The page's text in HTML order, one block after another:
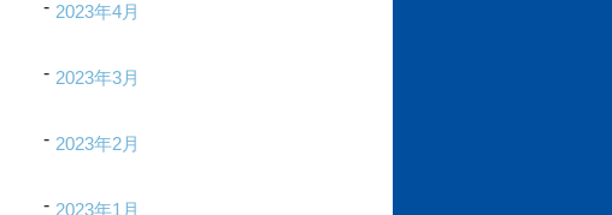
2023年4月
2023年3月
2023年2月
2023年1月